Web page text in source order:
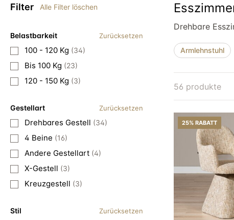
Filter Alle Filter löschen
Belastbarkeit Zurücksetzen
100 - 120 Kg (34)
Bis 100 Kg (23)
120 - 150 Kg (3)
Gestellart Zurücksetzen
Drehbares Gestell (34)
4 Beine (16)
Andere Gestellart (4)
X-Gestell (3)
Kreuzgestell (3)
Stil Zurücksetzen
Drehbare
Armlehnstuhl
56 produkte
25% RABATT